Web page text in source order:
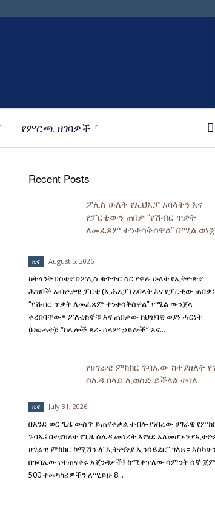
የምርጫ ዘገባዎች
Recent Posts
ፖሊስ ሁለት የኢህአፓ አባላትን እና
የፓርቲውን ጠበቃ “የሽብር ጥቃት
ለመፈጸም ተንቀሳቅሰዋል” በሚል
ዜና August 5, 2026
ከትላንት በስቲያ በፖሊስ ቁጥጥር ስር የዋሉ ሁለት የኢትዮጵያ
ሕዝቦች አብዮታዊ ፓርቲ (ኢሕአፓ) አባላት እና የፓርቲው ጠበቃ፤
“የሽብር ጥቃት ለመፈጸም ተንቀሳቅሰዋል” የሚል ውንጀላ
ቀረበባቸው። ፖለቲከኞቹ እና ጠበቃው ከህዝባዊ ወያነ ሓርነት
(ህወሓት)፣ “ከሌሎች ጸረ- ሰላም ኃይሎች” እና...
የሀገራዊ ምክክር ጉባኤው ከተያዘለት
ሰሌዳ በላይ ሊወስድ ይችላል ተባለ
ዜና July 31, 2026
በአንድ ወር ጊዜ ውስጥ ይጠናቀቃል ተብሎ የነበረው ሀገራዊ
ጉባኤ፤ በተያዘለት የጊዜ ሰሌዳ መሰረት እየሄደ አለመሆኑን
ሀገራዊ ምክክር ኮሚሽን ለ“ኢትዮጵያ ኢንሳይደር” ገለጸ።
በጉባኤው የተጠናቀሩ አጀንዳዎች፤ ከሚቀጥለው ሳምንት ሰኞ
500 ተመካካሪዎችን ለሚይዙ 8...